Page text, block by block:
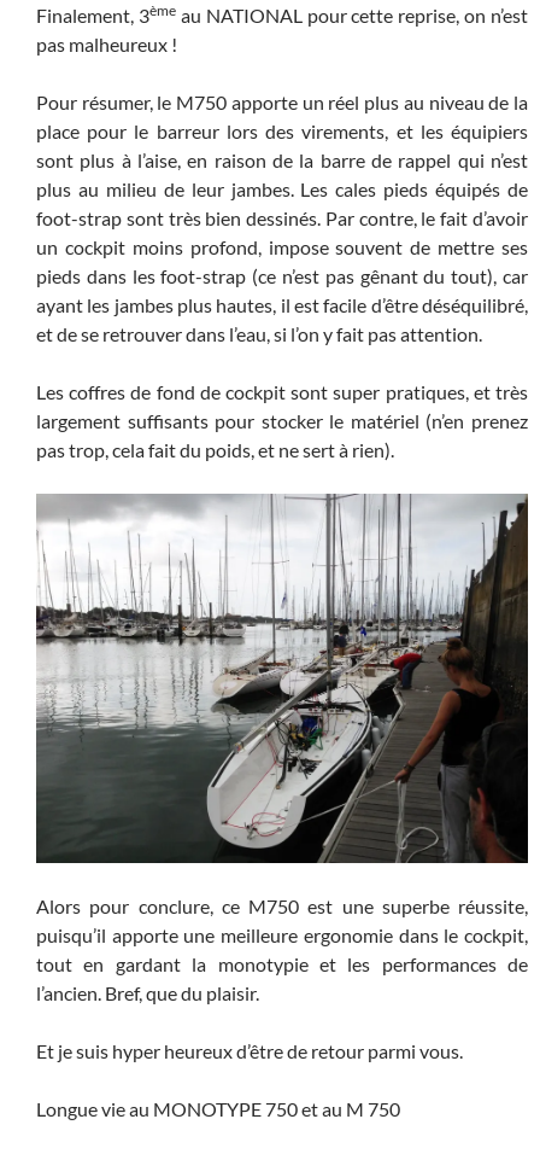
Finalement, 3èmeau NATIONAL pour cette reprise, on n’est
pas malheureux !
Pour résumer, le M750 apporte un réel plus au niveau de la
place pour le barreur lors des virements, et les équipiers
sont plus à l’aise, en raison de la barre de rappel qui n’est
plus au milieu de leur jambes. Les cales pieds équipés de
foot-strap sont très bien dessinés. Par contre, le fait d’avoir
un cockpit moins profond, impose souvent de mettre ses
pieds dans les foot-strap (ce n’est pas gênant du tout), car
ayant les jambes plus hautes, il est facile d’être déséquilibré,
et de se retrouver dans l’eau, si l’on y fait pas attention.
Les coffres de fond de cockpit sont super pratiques, et très
largement suffisants pour stocker le matériel (n’en prenez
pas trop, cela fait du poids, et ne sert à rien).
Alors pour conclure, ce M750 est une superbe réussite,
puisqu’il apporte une meilleure ergonomie dans le cockpit,
tout en gardant la monotypie et les performances de
l’ancien. Bref, que du plaisir.
Et je suis hyper heureux d’être de retour parmi vous.
Longue vie au MONOTYPE 750 et au M 750